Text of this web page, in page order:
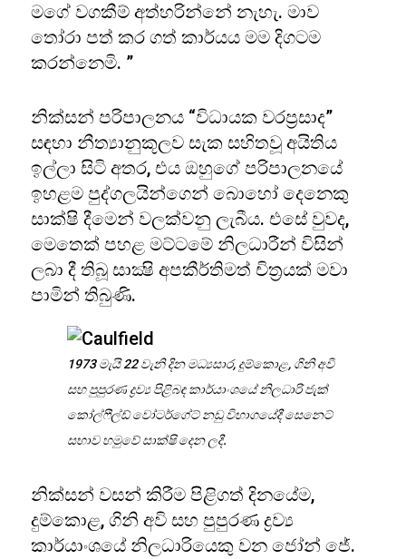
මගේ වගකීම් අත්හරින්නේ නැහැ. මාව
තෝරා පත් කර ගත් කාර්යය මම දිගටම
කරන්නෙමි. ”
නික්සන් පරිපාලනය “විධායක වරප්‍රසාද”
සඳහා නීත්‍යානුකූලව සැක සහිතවූ අයිතිය
ඉල්ලා සිටි අතර, එය ඔහුගේ පරිපාලනයේ
ඉහළම පුද්ගලයින්ගෙන් බොහෝ දෙනෙකු
සාක්ෂි දීමෙන් වලක්වනු ලැබීය. එසේ වුවද,
මෙතෙක් පහළ මට්ටමේ නිලධාරීන් විසින්
ලබා දී තිබූ සාක්‍ෂි අපකීර්තිමත් චිත්‍රයක් මවා
පාමින් තිබුණි.
1973 මැයි 22 වැනි දින මධ්‍යසාර, දුම්කොළ, ගිනි අවි
සහ පුපුරණ ද්‍රව්‍ය පිළිබඳ කාර්යාංශයේ නිලධාරි ජැක්
කෝල්ෆීල්ඩ් වෝටර්ගේට් නඩු විභාගයේදී සෙනෙට්
සභාව හමුවේ සාක්ෂි දෙන ලදී.
නික්සන් වසන් කිරීම පිළිගත් දිනයේම,
දුම්කොළ, ගිනි අවි සහ පුපුරණ ද්‍රව්‍ය
කාර්යාංශයේ නිලධාරියෙකු වන ජෝන් ජේ.